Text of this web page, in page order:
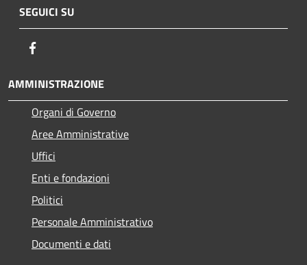
SEGUICI SU
AMMINISTRAZIONE
Organi di Governo
Aree Amministrative
Uffici
Enti e fondazioni
Politici
Personale Amministrativo
Documenti e dati